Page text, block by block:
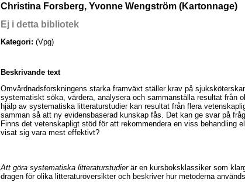
Christina Forsberg, Yvonne Wengström (Kartonnage)
Ej i detta bibliotek
Kategori: (Vpg)
Beskrivande text
Omvårdnadsforskningens starka framväxt ställer krav på
systematiskt söka, värdera, analysera och sammanställa resultat från
hjälp av systematiska litteraturstudier kan resultat från flera
samman så att ny evidensbaserad kunskap fås. Det kan ge svar på
Finns det vetenskapligt stöd för att rekommendera en viss behandling
visat sig vara mest effektivt?
Att göra systematiska litteraturstudierär en kursboksklassiker som
dragen för olika litteraturöversikter och beskriver hur metoderna